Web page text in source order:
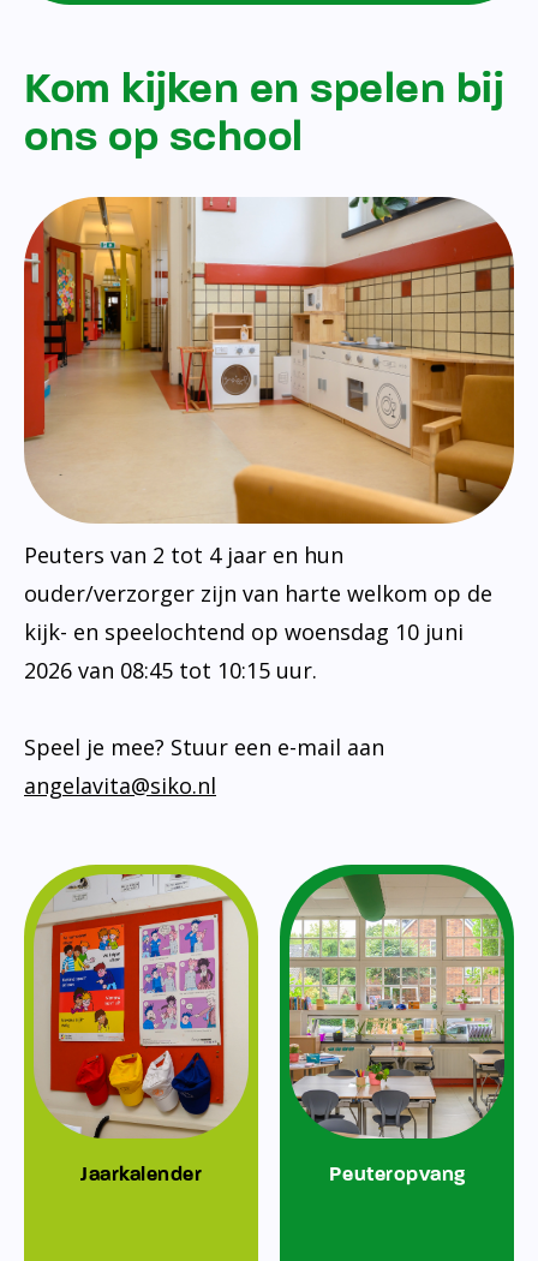
Kom kijken en spelen bij
ons op school
Peuters van 2 tot 4 jaar en hun
ouder/verzorger zijn van harte welkom op de
kijk- en speelochtend op woensdag 10 juni
2026 van 08:45 tot 10:15 uur.
Speel je mee? Stuur een e-mail aan
angelavita@siko.nl
Jaarkalender Peuteropvang